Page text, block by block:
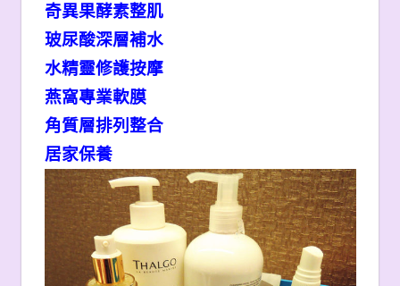
奇異果酵素整肌
玻尿酸深層補水
水精靈修護按摩
燕窩專業軟膜
角質層排列整合
居家保養